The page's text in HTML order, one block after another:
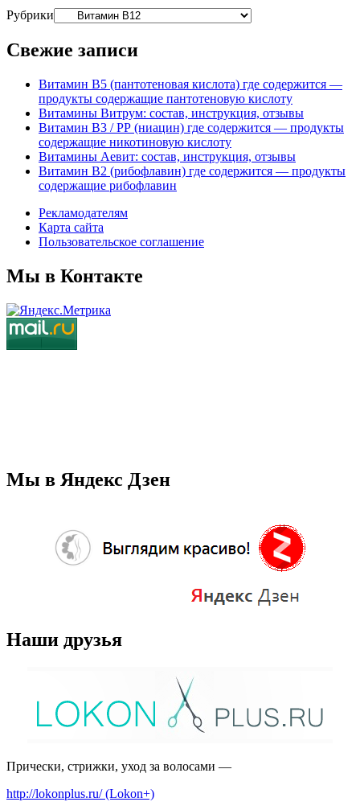
Рубрики
Свежие записи
Витамин В5 (пантотеновая кислота) где содержится —
продукты содержащие пантотеновую кислоту
Витамины Витрум: состав, инструкция, отзывы
Витамин В3 / РР (ниацин) где содержится — продукты
содержащие никотиновую кислоту
Витамины Аевит: состав, инструкция, отзывы
Витамин В2 (рибофлавин) где содержится — продукты
содержащие рибофлавин
Рекламодателям
Карта сайта
Пользовательское соглашение
Мы в Контакте
Мы в Яндекс Дзен
Наши друзья
Прически, стрижки, уход за волосами —
http://lokonplus.ru/ (Lokon+)